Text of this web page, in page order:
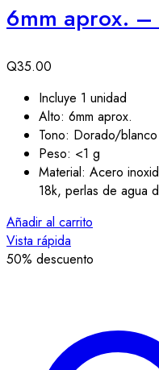
Q35.00
Incluye 1 unidad
Alto: 6mm aprox.
Tono: Dorado/blanco
Peso: <1 g
Material: Acero
18k, perlas de agua
Añadir al carrito
Vista rápida
50% descuento